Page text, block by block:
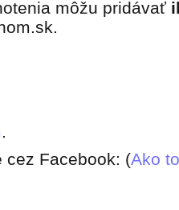
môžu pridávať
.
cez Facebook: (Ako